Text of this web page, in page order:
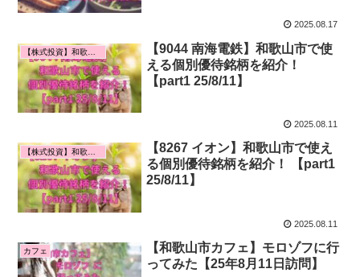
2025.08.17
【株式投資】和歌山市で使える個別優待銘柄！
【9044 南海電鉄】和歌山市で使
える個別優待銘柄を紹介！
【part1 25/8/11】
2025.08.11
【株式投資】和歌山市で使える個別優待銘柄！
【8267 イオン】和歌山市で使え
る個別優待銘柄を紹介！ 【part1
25/8/11】
2025.08.11
カフェ
【和歌山市カフェ】モロゾフに行
ってみた【25年8月11日訪問】